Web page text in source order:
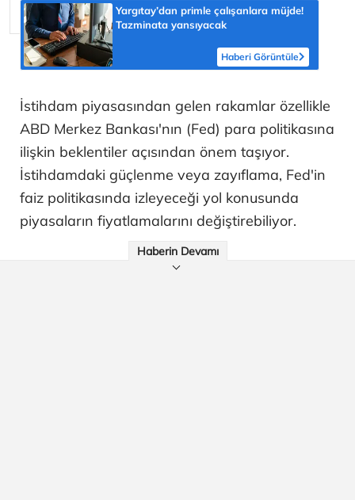
Yargıtay’dan primle çalışanlara müjde!
Tazminata yansıyacak
Haberi Görüntüle
İstihdam piyasasından gelen rakamlar özellikle
ABD Merkez Bankası'nın (Fed) para politikasına
ilişkin beklentiler açısından önem taşıyor.
İstihdamdaki güçlenme veya zayıflama, Fed'in
faiz politikasında izleyeceği yol konusunda
piyasaların fiyatlamalarını değiştirebiliyor.
Haberin Devamı